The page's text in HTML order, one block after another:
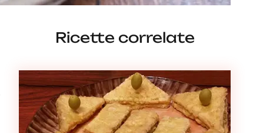
Ricette correlate